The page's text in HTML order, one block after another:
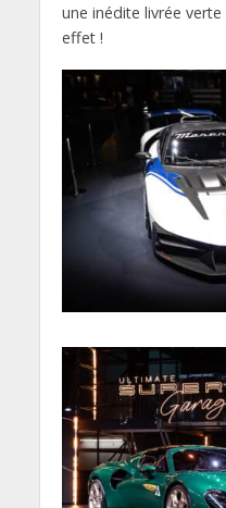
une inédite livrée
effet !